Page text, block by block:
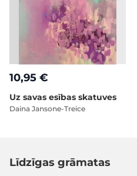
10,95 €
Uz savas esības skatuves
Daina Jansone-Treice
Līdzīgas grāmatas